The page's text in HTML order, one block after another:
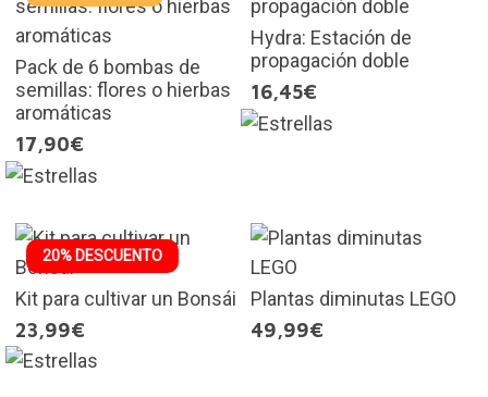
Pack de 6 bombas de
semillas: flores o hierbas
aromáticas
17,90€
Hydra: Estación de
propagación doble
16,45€
20% DESCUENTO
Kit para cultivar un Bonsái
23,99€
Plantas diminutas LEGO
49,99€